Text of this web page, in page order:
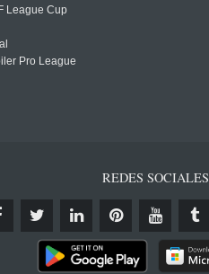
League Cup
Pro League
REDES SOCIALES